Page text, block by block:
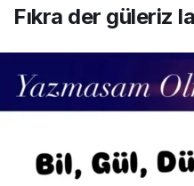
2 ay önce
"Tatilde
Gerçeği ve
"Kenan
“Analitik
Fıkra der güleriz